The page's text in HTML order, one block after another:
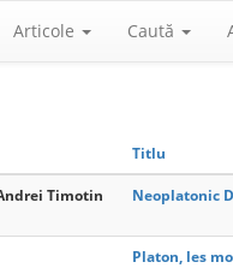
Articole Caută
Titlu
Timotin
Neoplatonic
Platon, les